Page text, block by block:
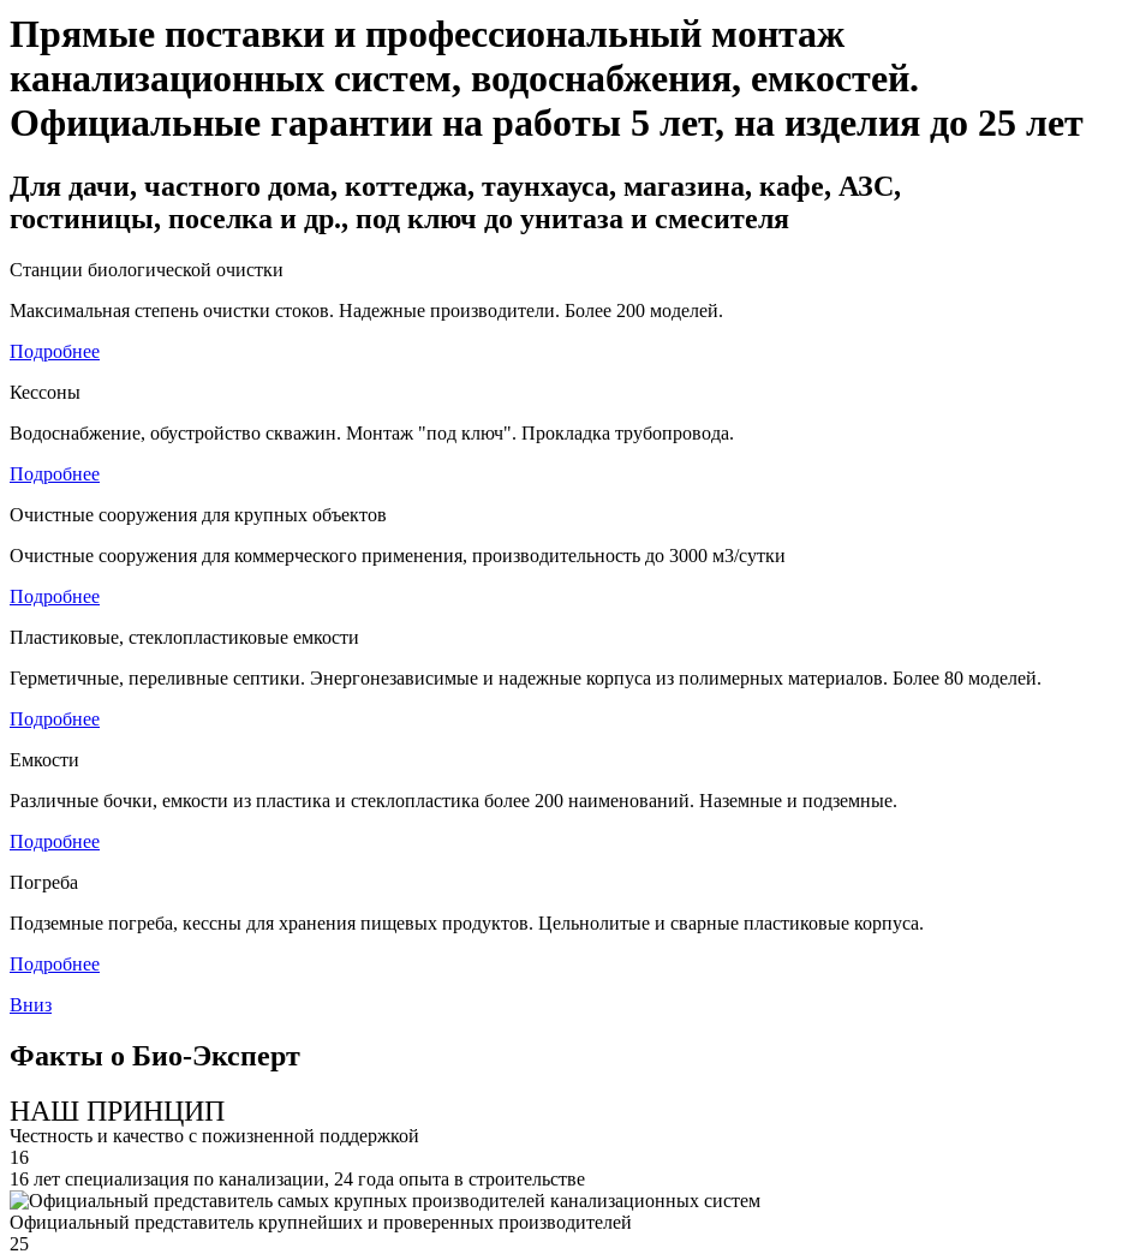
Прямые поставки и профессиональный монтаж
канализационных систем, водоснабжения, емкостей.
Официальные гарантии на работы 5 лет, на изделия до 25 лет
Для дачи, частного дома, коттеджа, таунхауса, магазина, кафе, АЗС,
гостиницы, поселка и др., под ключ до унитаза и смесителя
Станции биологической очистки
Максимальная степень очистки стоков. Надежные производители. Более 200 моделей.
Подробнее
Кессоны
Водоснабжение, обустройство скважин. Монтаж "под ключ". Прокладка трубопровода.
Подробнее
Очистные сооружения для крупных объектов
Очистные сооружения для коммерческого применения, производительность до 3000 м3/сутки
Подробнее
Пластиковые, стеклопластиковые емкости
Герметичные, переливные септики. Энергонезависимые и надежные корпуса из полимерных материалов. Более 80 моделей.
Подробнее
Емкости
Различные бочки, емкости из пластика и стеклопластика более 200 наименований. Наземные и подземные.
Подробнее
Погреба
Подземные погреба, кессны для хранения пищевых продуктов. Цельнолитые и сварные пластиковые корпуса.
Подробнее
Вниз
Факты о Био-Эксперт
НАШ ПРИНЦИП
Честность и качество с пожизненной поддержкой
16
16 лет специализация по канализации, 24 года опыта в строительстве
Официальный представитель крупнейших и проверенных производителей
25